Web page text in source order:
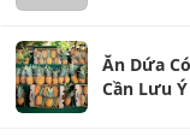
Ăn Dứa
Cần Lưu Ý